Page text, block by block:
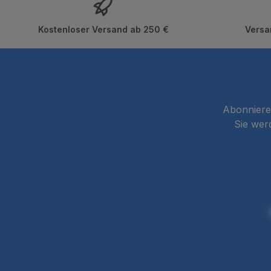
Kostenloser Versand ab 250 €
Sie